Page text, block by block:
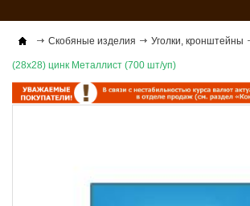
Скобяные изделия Уголки, кронштейны
(28х28) цинк Металлист (700 шт/уп)